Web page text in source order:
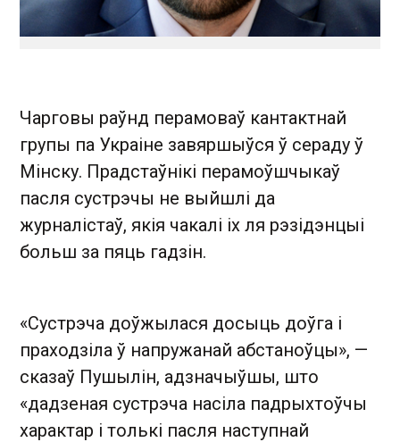
Чарговы раўнд перамоваў кантактнай
групы па Украіне завяршыўся ў сераду ў
Мінску. Прадстаўнікі перамоўшчыкаў
пасля сустрэчы не выйшлі да
журналістаў, якія чакалі іх ля рэзідэнцыі
больш за пяць гадзін.
«Сустрэча доўжылася досыць доўга і
праходзіла ў напружанай абстаноўцы», —
сказаў Пушылін, адзначыўшы, што
«дадзеная сустрэча насіла падрыхтоўчы
характар і толькі пасля наступнай